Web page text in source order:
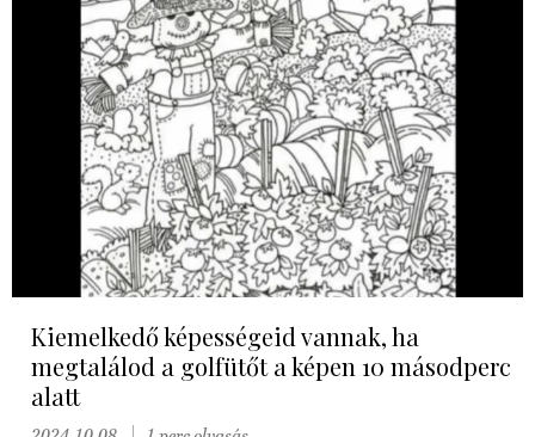
Kiemelkedő képességeid vannak, ha
megtalálod a golfütőt a képen 10 másodperc
alatt